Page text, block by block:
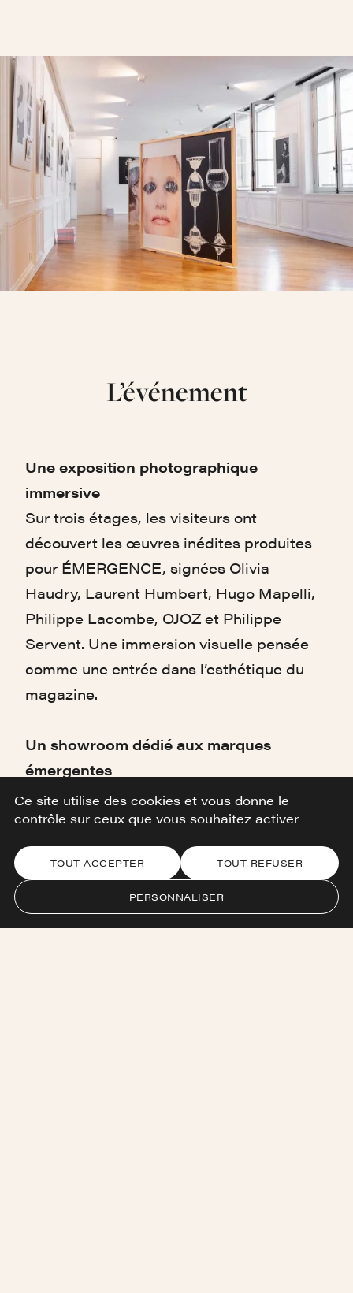
L’événement
Une exposition photographique
immersive
Sur trois étages, les visiteurs ont
découvert les œuvres inédites produites
pour ÉMERGENCE, signées Olivia
Haudry, Laurent Humbert, Hugo Mapelli,
Philippe Lacombe, OJOZ et Philippe
Servent. Une immersion visuelle pensée
comme une entrée dans l’esthétique du
magazine.
Un showroom dédié aux marques
émergentes
Les collections de designers présents
dans les deux premiers numéros du
magazine ont été réunies dans un espace
conçu pour valoriser leur singularité et
favoriser la rencontre avec le public.
Obtenir une estimation
Ce site utilise des cookies et vous donne le
contrôle sur ceux que vous souhaitez activer
TOUT ACCEPTER TOUT REFUSER
PERSONNALISER